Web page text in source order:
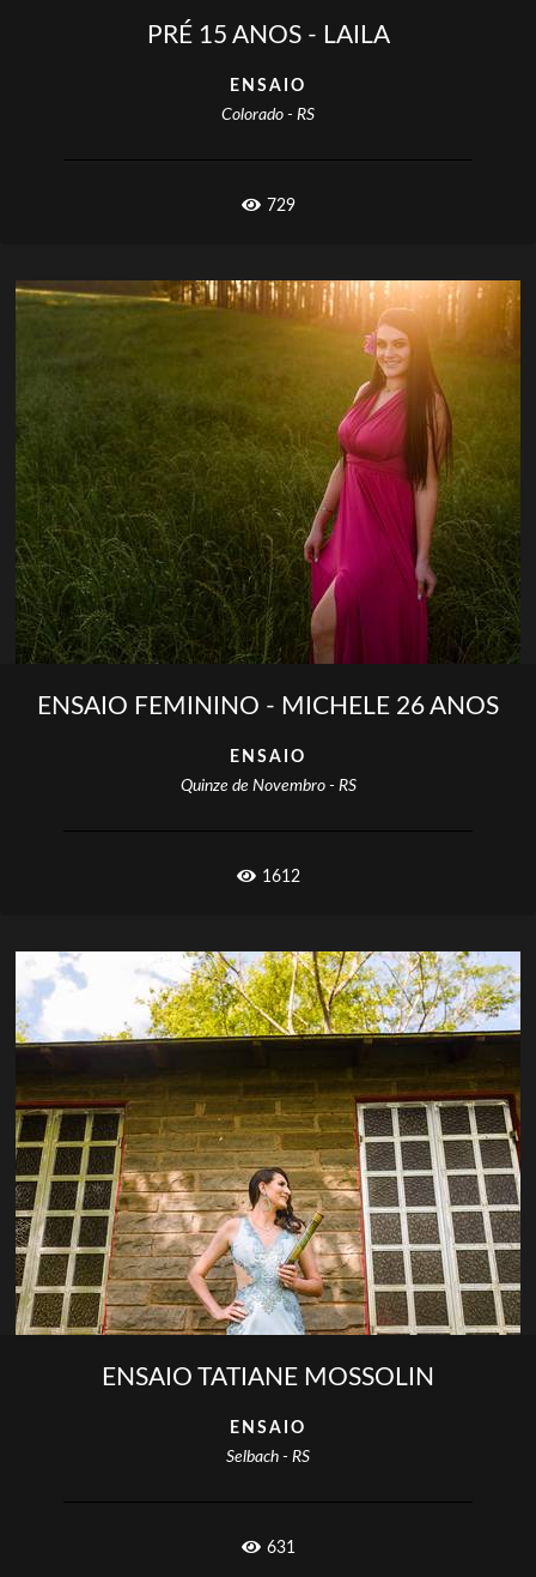
PRÉ 15 ANOS - LAILA
ENSAIO
Colorado - RS
729
ENSAIO FEMININO - MICHELE 26 ANOS
ENSAIO
Quinze de Novembro - RS
1612
ENSAIO TATIANE MOSSOLIN
ENSAIO
Selbach - RS
631